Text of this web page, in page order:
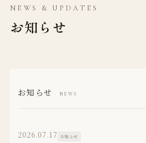
NEWS & UPDATES
お知らせ
お知らせ NEWS
2026.07.17 お知らせ